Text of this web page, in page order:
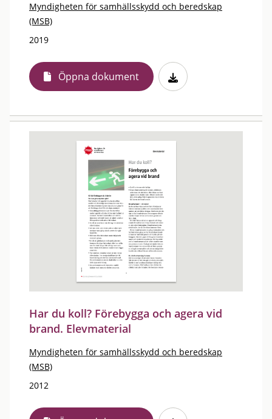
Myndigheten för samhällsskydd och beredskap
(MSB)
2019
Öppna dokument
Har du koll? Förebygga och agera vid
brand. Elevmaterial
Myndigheten för samhällsskydd och beredskap
(MSB)
2012